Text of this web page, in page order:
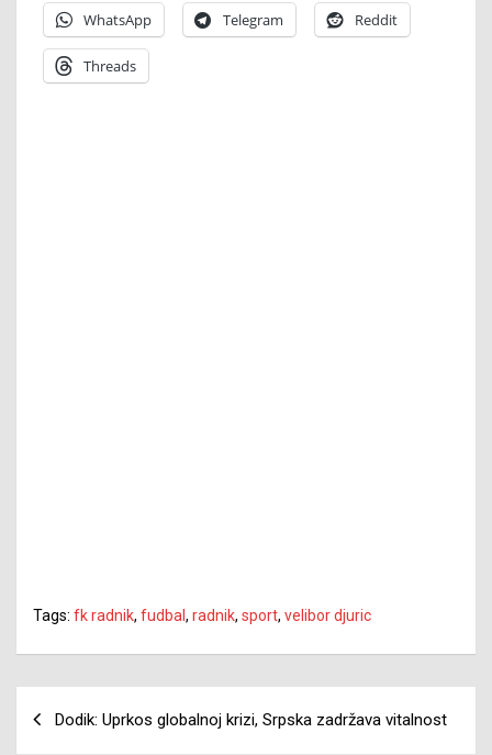
WhatsApp Telegram Reddit
Threads
Tags: fk radnik, fudbal , radnik, sport, velibor djuric
Dodik: Uprkos globalnoj krizi, Srpska zadržava vitalnost